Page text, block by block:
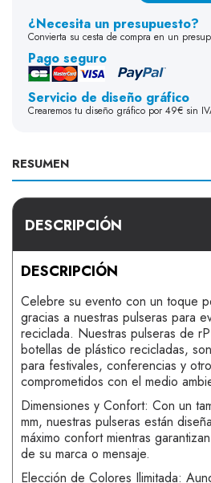
¿Necesita un presupuesto?
Convierta su cesta de compra en un
Pago seguro
Servicio de diseño gráfico
Crearemos tu diseño gráfico por 49€ sin
RESUMEN
DESCRIPCIÓN
DESCRIPCIÓN
Celebre su evento con un toque
gracias a nuestras pulseras para
reciclada. Nuestras pulseras de
botellas de plástico recicladas,
para festivales, conferencias y
comprometidos con el medio
Dimensiones y Confort: Con un
mm, nuestras pulseras están
máximo confort mientras
de su marca o mensaje.
Elección de Colores Ilimitada: